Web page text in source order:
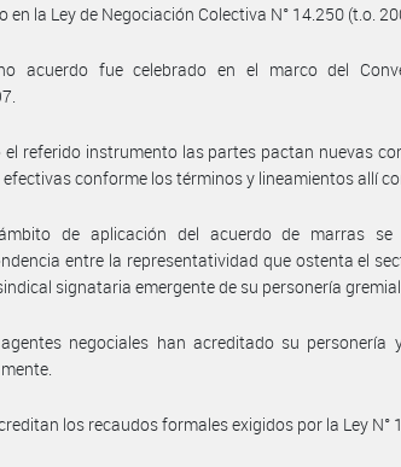
en la Ley de Negociación Colectiva N° 14.250 (t.o.
acuerdo fue celebrado en el marco del
el referido instrumento las partes pactan nuevas
efectivas conforme los términos y lineamientos allí
de aplicación del acuerdo de marras
entre la representatividad que ostenta el
signataria emergente de su personería
negociales han acreditado su personería
los recaudos formales exigidos por la Ley N°